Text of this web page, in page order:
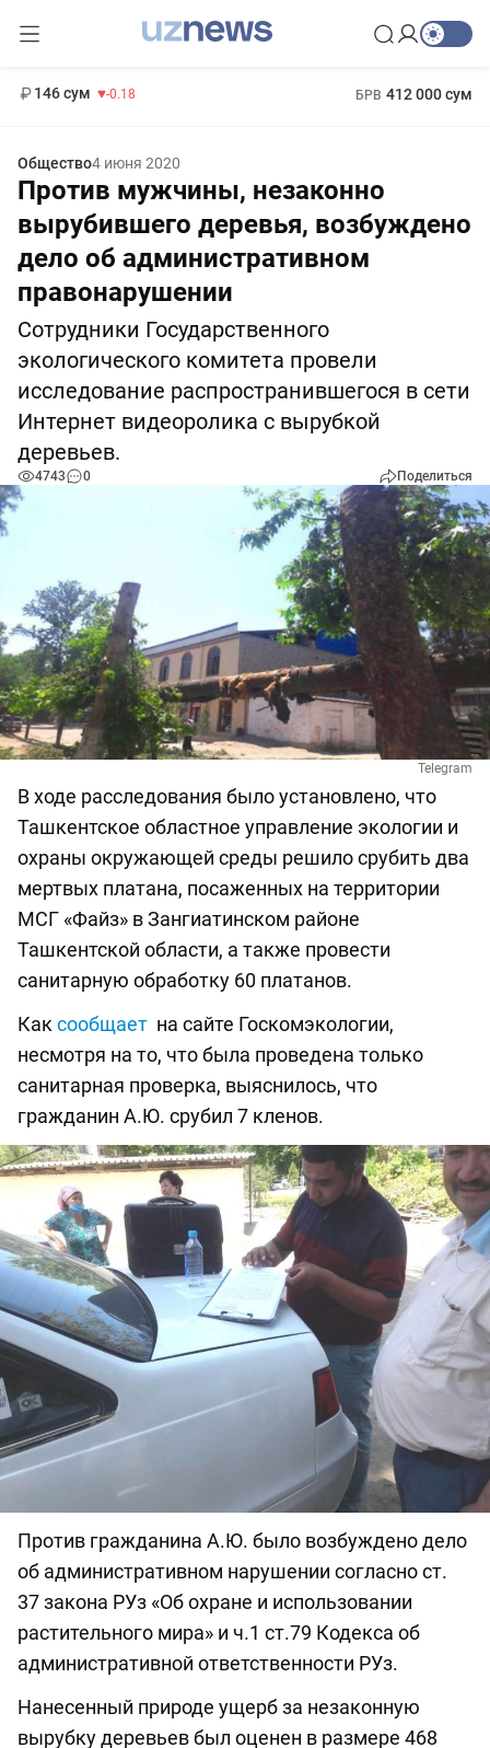
146 сум -0.18 БРВ 412 000 сум
Общество4 июня 2020
Против мужчины, незаконно
вырубившего деревья, возбуждено
дело об административном
правонарушении
Сотрудники Государственного
экологического комитета провели
исследование распространившегося в сети
Интернет видеоролика с вырубкой
деревьев.
4743 0 Поделиться
Telegram
В ходе расследования было установлено, что
Ташкентское областное управление экологии и
охраны окружающей среды решило срубить два
мертвых платана, посаженных на территории
МСГ «Файз» в Зангиатинском районе
Ташкентской области, а также провести
санитарную обработку 60 платанов.
Каксообщает на сайте Госкомэкологии,
несмотря на то, что была проведена только
санитарная проверка, выяснилось, что
гражданин А.Ю. срубил 7 кленов.
Против гражданина А.Ю. было возбуждено дело
об административном нарушении согласно ст.
37 закона РУз «Об охране и использовании
растительного мира» и ч.1 ст.79 Кодекса об
административной ответственности РУз.
Нанесенный природе ущерб за незаконную
вырубку деревьев был оценен в размере 468